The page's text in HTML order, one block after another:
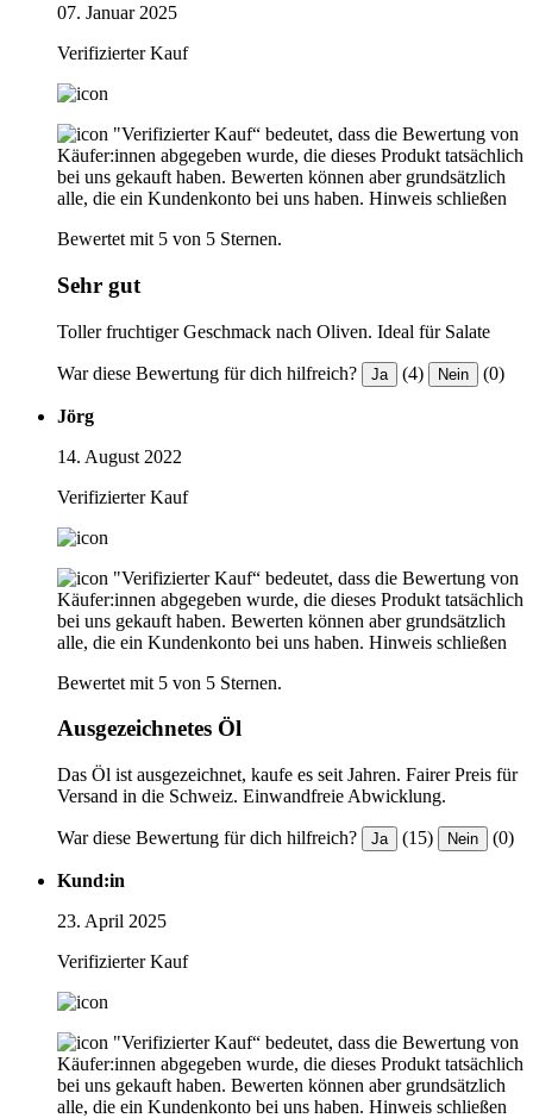
07. Januar 2025
Verifizierter Kauf
"Verifizierter Kauf“ bedeutet, dass die Bewertung von
Käufer:innen abgegeben wurde, die dieses Produkt tatsächlich
bei uns gekauft haben. Bewerten können aber grundsätzlich
alle, die ein Kundenkonto bei uns haben. Hinweis schließen
Bewertet mit 5 von 5 Sternen.
Sehr gut
Toller fruchtiger Geschmack nach Oliven. Ideal für Salate
War diese Bewertung für dich hilfreich? Ja (4) Nein (0)
Jörg
14. August 2022
Verifizierter Kauf
"Verifizierter Kauf“ bedeutet, dass die Bewertung von
Käufer:innen abgegeben wurde, die dieses Produkt tatsächlich
bei uns gekauft haben. Bewerten können aber grundsätzlich
alle, die ein Kundenkonto bei uns haben. Hinweis schließen
Bewertet mit 5 von 5 Sternen.
Ausgezeichnetes Öl
Das Öl ist ausgezeichnet, kaufe es seit Jahren. Fairer Preis für
Versand in die Schweiz. Einwandfreie Abwicklung.
War diese Bewertung für dich hilfreich? Ja (15) Nein (0)
Kund:in
23. April 2025
Verifizierter Kauf
"Verifizierter Kauf“ bedeutet, dass die Bewertung von
Käufer:innen abgegeben wurde, die dieses Produkt tatsächlich
bei uns gekauft haben. Bewerten können aber grundsätzlich
alle, die ein Kundenkonto bei uns haben. Hinweis schließen